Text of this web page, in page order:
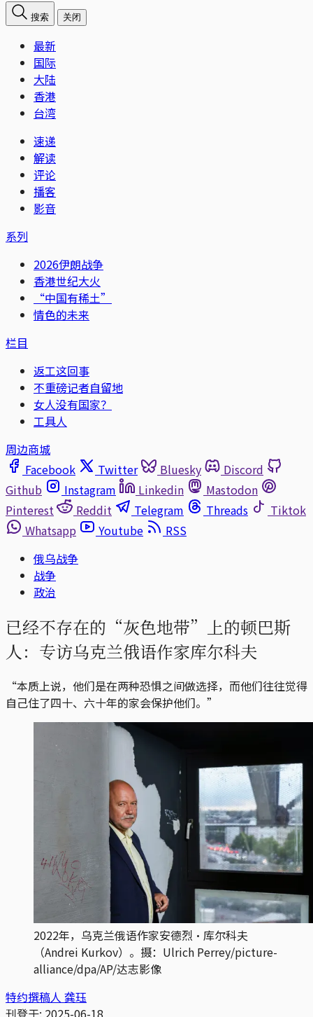
搜索 关闭
最新
国际
大陆
香港
台湾
速递
解读
评论
播客
影音
系列
2026伊朗战争
香港世纪大火
“中国有稀土”
情色的未来
栏目
返工这回事
不重磅记者自留地
女人没有国家？
工具人
周边商城
Facebook
Twitter Bluesky
Discord
Github
Instagram Linkedin
Mastodon
Pinterest
Reddit Telegram Threads
Tiktok
Whatsapp
Youtube
RSS
俄乌战争
战争
政治
已经不存在的“灰色地带”上的顿巴斯
人：专访乌克兰俄语作家库尔科夫
“本质上说，他们是在两种恐惧之间做选择，而他们往往觉得
自己住了四十、六十年的家会保护他们。”
2022年，乌克兰俄语作家安德烈·库尔科夫
（Andrei Kurkov）。摄：Ulrich Perrey/picture-
alliance/dpa/AP/达志影像
特约撰稿人 龚珏
刊登于: 2025-06-18